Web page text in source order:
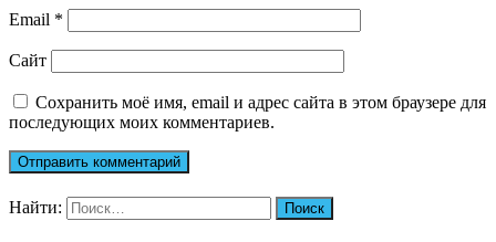
Email *
Сайт
Сохранить моё имя, email и адрес сайта в этом браузере для
последующих моих комментариев.
Найти: